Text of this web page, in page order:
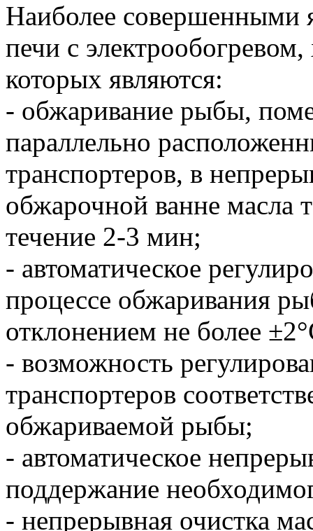
Наиболее совершенными
печи с
которых являются:
- обжаривание рыбы,
параллельно
транспортеров, в
обжарочной ванне масла
течение 2-3 мин;
- автоматическое
процессе обжаривания
отклонением не более
- возможность
транспортеров
обжариваемой рыбы;
- автоматическое
поддержание
- непрерывная очистка